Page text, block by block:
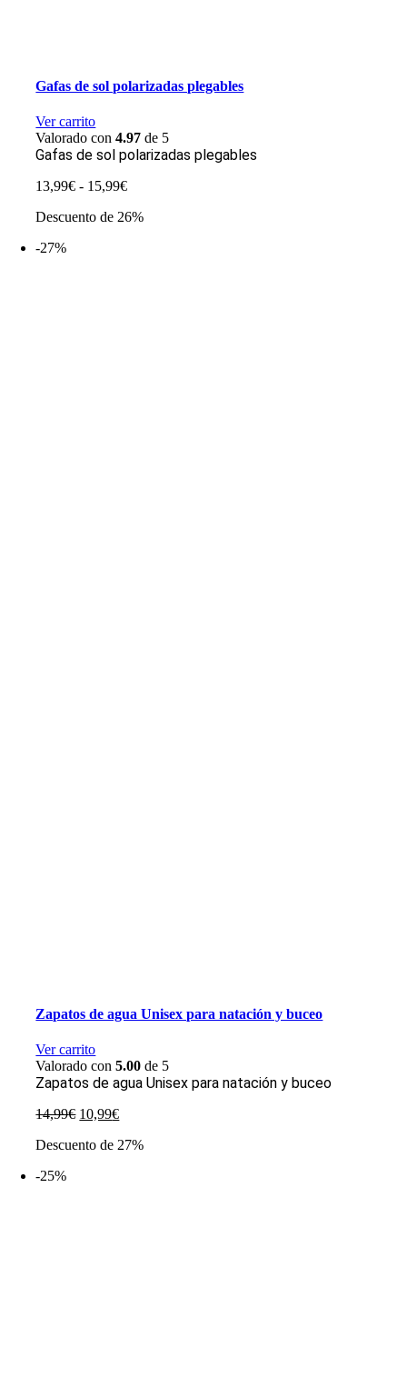
Gafas de sol polarizadas plegables
Ver carrito
Valorado con4.97 de 5
Gafas de sol polarizadas plegables
13,99€ - 15,99€Rango
precios:
Descuento de 26%
-27%
Zapatos de agua Unisex para natación y buceo
Ver carrito
Valorado con5.00 de 5
Zapatos de agua Unisex para natación y buceo
14,99€ El
original
10,99€El
actual
Descuento de 27%
-25%